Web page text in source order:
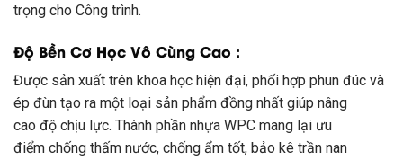
trọng cho Công trình.
Độ Bền Cơ Học Vô Cùng Cao :
Được sản xuất trên khoa học hiện đại, phối hợp phun đúc và
ép đùn tạo ra một loại sản phẩm đồng nhất giúp nâng
cao độ chịu lực. Thành phần nhựa WPC mang lại ưu
điểm chống thấm nước, chống ẩm tốt, bảo kê trần nan